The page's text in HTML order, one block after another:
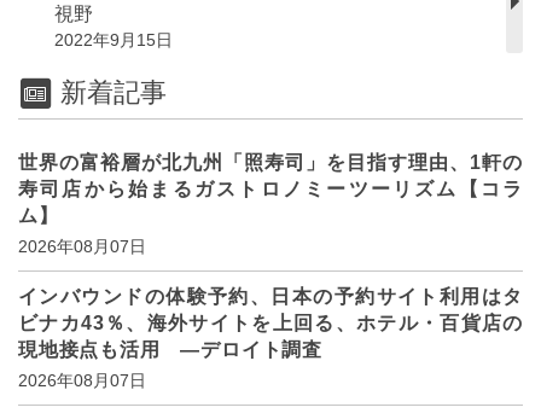
視野
2022年9月15日
新着記事
世界の富裕層が北九州「照寿司」を目指す理由、1軒の
寿司店から始まるガストロノミーツーリズム【コラ
ム】
2026年08月07日
インバウンドの体験予約、日本の予約サイト利用はタ
ビナカ43％、海外サイトを上回る、ホテル・百貨店の
現地接点も活用 ―デロイト調査
2026年08月07日